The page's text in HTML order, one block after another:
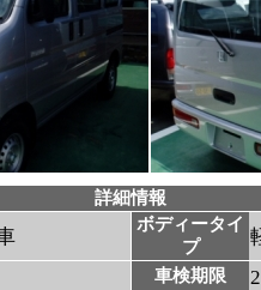
詳細情報
ボディータイ
プ
車検期限